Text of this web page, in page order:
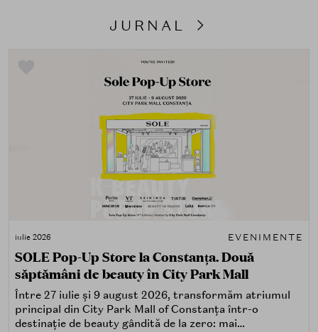
JURNAL
iulie 2026 EVENIMENTE
SOLE Pop-Up Store la Constanța. Două
săptămâni de beauty în City Park Mall
Între 27 iulie și 9 august 2026, transformăm atriumul
principal din City Park Mall of Constanța într-o
destinație de beauty gândită de la zero: mai